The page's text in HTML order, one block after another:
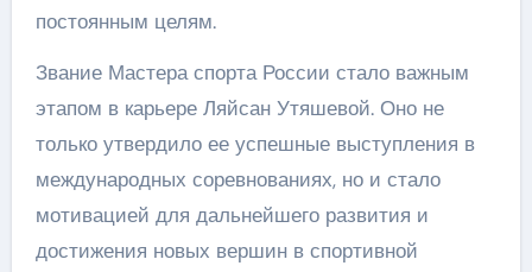
постоянным целям.
Звание Мастера спорта России стало важным
этапом в карьере Ляйсан Утяшевой. Оно не
только утвердило ее успешные выступления в
международных соревнованиях, но и стало
мотивацией для дальнейшего развития и
достижения новых вершин в спортивной